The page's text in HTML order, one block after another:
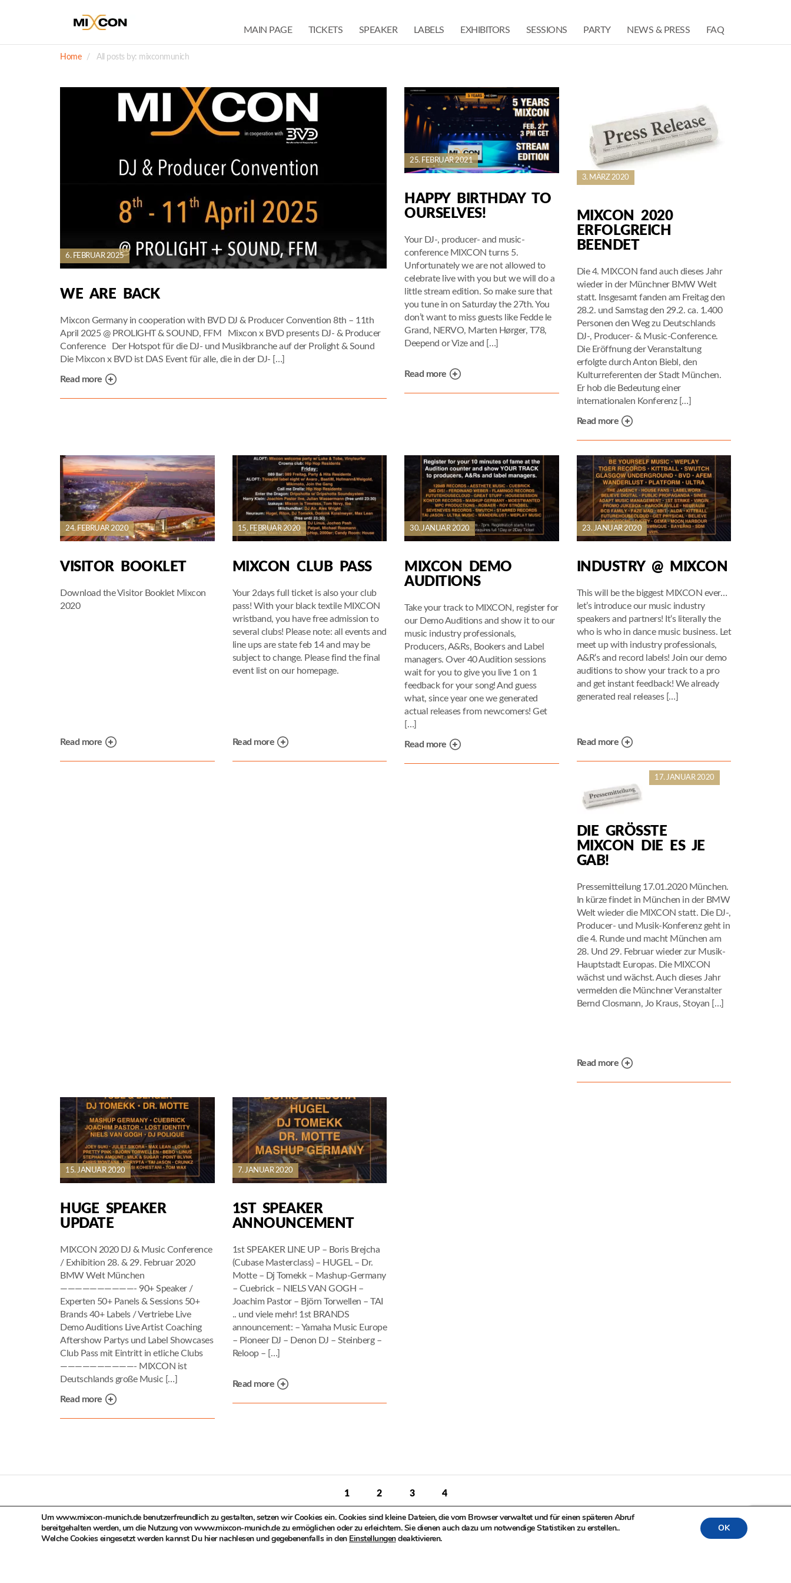
MAIN PAGE TICKETS SPEAKER LABELS EXHIBITORS SESSIONS PARTY NEWS & PRESS FAQ
Home All posts by: mixconmunich
6. FEBRUAR 2025
WE ARE BACK
Mixcon Germany in cooperation with BVD DJ & Producer Convention 8th – 11th
April 2025 @ PROLIGHT & SOUND, FFM Mixcon x BVD presents DJ- & Producer
Conference Der Hotspot für die DJ- und Musikbranche auf der Prolight & Sound
Die Mixcon x BVD ist DAS Event für alle, die in der DJ- […]
Read more
25. FEBRUAR 2021
HAPPY BIRTHDAY TO
OURSELVES!
Your DJ-, producer- and music-
conference MIXCON turns 5.
Unfortunately we are not allowed to
celebrate live with you but we will do a
little stream edition. So make sure that
you tune in on Saturday the 27th. You
don’t want to miss guests like Fedde le
Grand, NERVO, Marten Hørger, T78,
Deepend or Vize and […]
Read more
3. MÄRZ 2020
MIXCON 2020
ERFOLGREICH
BEENDET
Die 4. MIXCON fand auch dieses Jahr
wieder in der Münchner BMW Welt
statt. Insgesamt fanden am Freitag den
28.2. und Samstag den 29.2. ca. 1.400
Personen den Weg zu Deutschlands
DJ-, Producer- & Music-Conference.
Die Eröffnung der Veranstaltung
erfolgte durch Anton Biebl, den
Kulturreferenten der Stadt München.
Er hob die Bedeutung einer
internationalen Konferenz […]
Read more
24. FEBRUAR 2020
VISITOR BOOKLET
Download the Visitor Booklet Mixcon
2020
Read more
15. FEBRUAR 2020
MIXCON CLUB PASS
Your 2days full ticket is also your club
pass! With your black textile MIXCON
wristband, you have free admission to
several clubs! Please note: all events and
line ups are state feb 14 and may be
subject to change. Please find the final
event list on our homepage.
Read more
30. JANUAR 2020
MIXCON DEMO
AUDITIONS
Take your track to MIXCON, register for
our Demo Auditions and show it to our
music industry professionals,
Producers, A&Rs, Bookers and Label
managers. Over 40 Audition sessions
wait for you to give you live 1 on 1
feedback for your song! And guess
what, since year one we generated
actual releases from newcomers! Get
[…]
Read more
23. JANUAR 2020
INDUSTRY @ MIXCON
This will be the biggest MIXCON ever…
let’s introduce our music industry
speakers and partners! It‘s literally the
who is who in dance music business. Let
meet up with industry professionals,
A&R‘s and record labels! Join our demo
auditions to show your track to a pro
and get instant feedback! We already
generated real releases […]
Read more
17. JANUAR 2020
DIE GRÖSSTE M
IXCON DIE ES JE G
AB!
Pressemitteilung 17.01.2020 München.
In kürze findet in München in der BMW
Welt wieder die MIXCON statt. Die DJ-,
Producer- und Musik-Konferenz geht in
die 4. Runde und macht München am
28. Und 29. Februar wieder zur Musik-
Hauptstadt Europas. Die MIXCON
wächst und wächst. Auch dieses Jahr
vermelden die Münchner Veranstalter
Bernd Closmann, Jo Kraus, Stoyan […]
Read more
15. JANUAR 2020
HUGE SPEAKER
UPDATE
MIXCON 2020 DJ & Music Conference
/ Exhibition 28. & 29. Februar 2020
BMW Welt München
——————————- 90+ Speaker /
Experten 50+ Panels & Sessions 50+
Brands 40+ Labels / Vertriebe Live
Demo Auditions Live Artist Coaching
Aftershow Partys und Label Showcases
Club Pass mit Eintritt in etliche Clubs
——————————- MIXCON ist
Deutschlands große Music […]
Read more
7. JANUAR 2020
1ST SPEAKER
ANNOUNCEMENT
1st SPEAKER LINE UP – Boris Brejcha
(Cubase Masterclass) – HUGEL – Dr.
Motte – Dj Tomekk – Mashup-Germany
– Cuebrick – NIELS VAN GOGH –
Joachim Pastor – Björn Torwellen – TAI
.. und viele mehr! 1st BRANDS
announcement: – Yamaha Music Europe
– Pioneer DJ – Denon DJ – Steinberg –
Reloop – […]
Read more
1 2 3 4
Um www.mixcon-munich.de benutzerfreundlich zu gestalten, setzen wir Cookies ein. Cookies sind kleine Dateien, die vom Browser verwaltet und für einen späteren Abruf
bereitgehalten werden, um die Nutzung von www.mixcon-munich.de zu ermöglichen oder zu erleichtern. Sie dienen auch dazu um notwendige Statistiken zu erstellen..
Welche Cookies eingesetzt werden kannst Du hier nachlesen und gegebenenfalls in den Einstellungendeaktivieren.
OK